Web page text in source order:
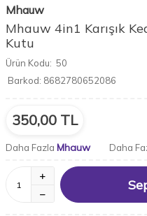
Mhauw
Mhauw 4in1 Karışık
Kutu
Ürün Kodu: 50
Barkod: 8682780652086
350,00 TL
Daha Fazla Mhauw Daha